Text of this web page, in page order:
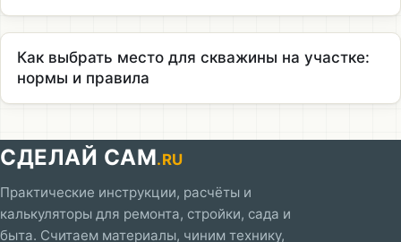
Как выбрать место для скважины на участке:
нормы и правила
СДЕЛАЙ САМ.RU
Практические инструкции, расчёты и
калькуляторы для ремонта, стройки, сада и
быта. Считаем материалы, чиним технику,